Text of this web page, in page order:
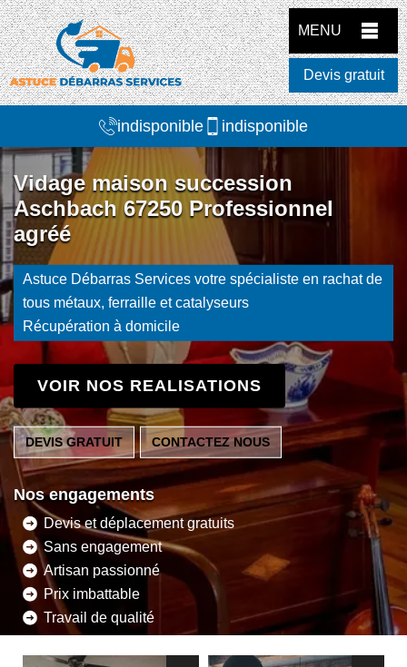
MENU
Devis gratuit
indisponible indisponible
Vidage maison succession
Aschbach 67250 Professionnel
agréé
Astuce Débarras Services votre spécialiste en rachat de
tous métaux, ferraille et catalyseurs
Récupération à domicile
VOIR NOS REALISATIONS
DEVIS GRATUIT CONTACTEZ NOUS
Nos engagements
Devis et déplacement gratuits
Sans engagement
Artisan passionné
Prix imbattable
Travail de qualité